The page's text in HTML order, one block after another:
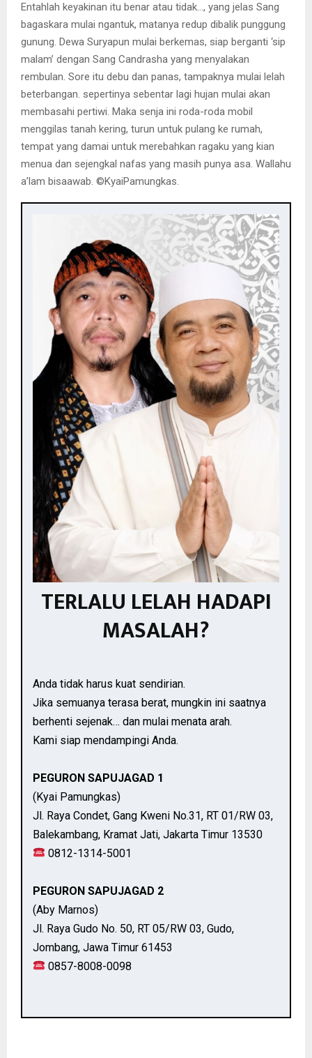
Entahlah keyakinan itu benar atau tidak…, yang jelas Sang
bagaskara mulai ngantuk, matanya redup dibalik punggung
gunung. Dewa Suryapun mulai berkemas, siap berganti ‘sip
malam’ dengan Sang Candrasha yang menyalakan
rembulan. Sore itu debu dan panas, tampaknya mulai lelah
beterbangan. sepertinya sebentar lagi hujan mulai akan
membasahi pertiwi. Maka senja ini roda-roda mobil
menggilas tanah kering, turun untuk pulang ke rumah,
tempat yang damai untuk merebahkan ragaku yang kian
menua dan sejengkal nafas yang masih punya asa. Wallahu
a’lam bisaawab. ©️KyaiPamungkas.
TERLALU LELAH HADAPI
MASALAH?
Anda tidak harus kuat sendirian.
Jika semuanya terasa berat, mungkin ini saatnya
berhenti sejenak… dan mulai menata arah.
Kami siap mendampingi Anda.
PEGURON SAPUJAGAD 1
(Kyai Pamungkas)
Jl. Raya Condet, Gang Kweni No.31, RT 01/RW 03,
Balekambang, Kramat Jati, Jakarta Timur 13530
0812-1314-5001
PEGURON SAPUJAGAD 2
(Aby Marnos)
Jl. Raya Gudo No. 50, RT 05/RW 03, Gudo,
Jombang, Jawa Timur 61453
0857-8008-0098